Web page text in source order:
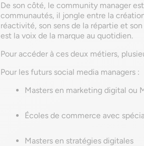
De son côté, le community manager
communautés, il jongle entre la
réactivité, son sens de la répartie et
est la voix de la marque au quotidien.
Pour accéder à ces deux métiers,
Pour les futurs social media managers :
Masters en marketing digital ou
Écoles de commerce avec
Masters en stratégies digitales